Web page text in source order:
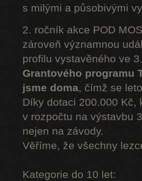
s milými a působivými
2. ročník akce POD
zároveň významnou
profilu vystavěného ve
Grantového programu
jsme doma, čímž se
Díky dotaci 200.000 Kč,
v rozpočtu na výstavbu
nejen na závody.
Věříme, že všechny
Kategorie do 10 let: